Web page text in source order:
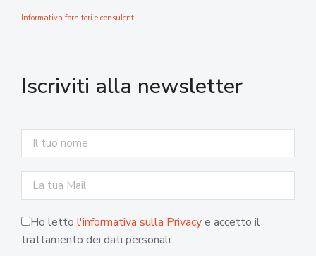
Informativa fornitori e consulenti
Iscriviti alla newsletter
Ho letto l'informativa sulla Privacye accetto il
trattamento dei dati personali.